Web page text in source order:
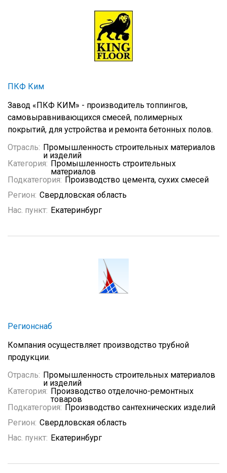
ПКФ Ким
Завод «ПКФ КИМ» - производитель топпингов,
самовыравнивающихся смесей, полимерных
покрытий, для устройства и ремонта бетонных полов.
Отрасль: Промышленность строительных материалов
и изделий
Категория: Промышленность строительных
материалов
Подкатегория: Производство цемента, сухих смесей
Регион: Свердловская область
Нас. пункт: Екатеринбург
Регионснаб
Компания осуществляет производство трубной
продукции.
Отрасль: Промышленность строительных материалов
и изделий
Категория: Производство отделочно-ремонтных
товаров
Подкатегория: Производство сантехнических изделий
Регион: Свердловская область
Нас. пункт: Екатеринбург